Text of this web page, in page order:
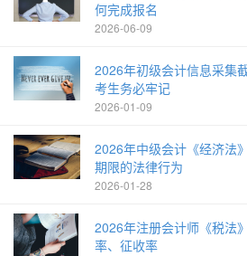
何完成报名
2026-06-09
2026年初级会计信息采集
考生务必牢记
2026-01-09
2026年中级会计《经济法
期限的法律行为
2026-01-28
2026年注册会计师《税法
率、征收率